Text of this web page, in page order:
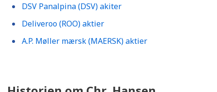
DSV Panalpina (DSV) akiter
Deliveroo (ROO) aktier
A.P. Møller mærsk (MAERSK) aktier